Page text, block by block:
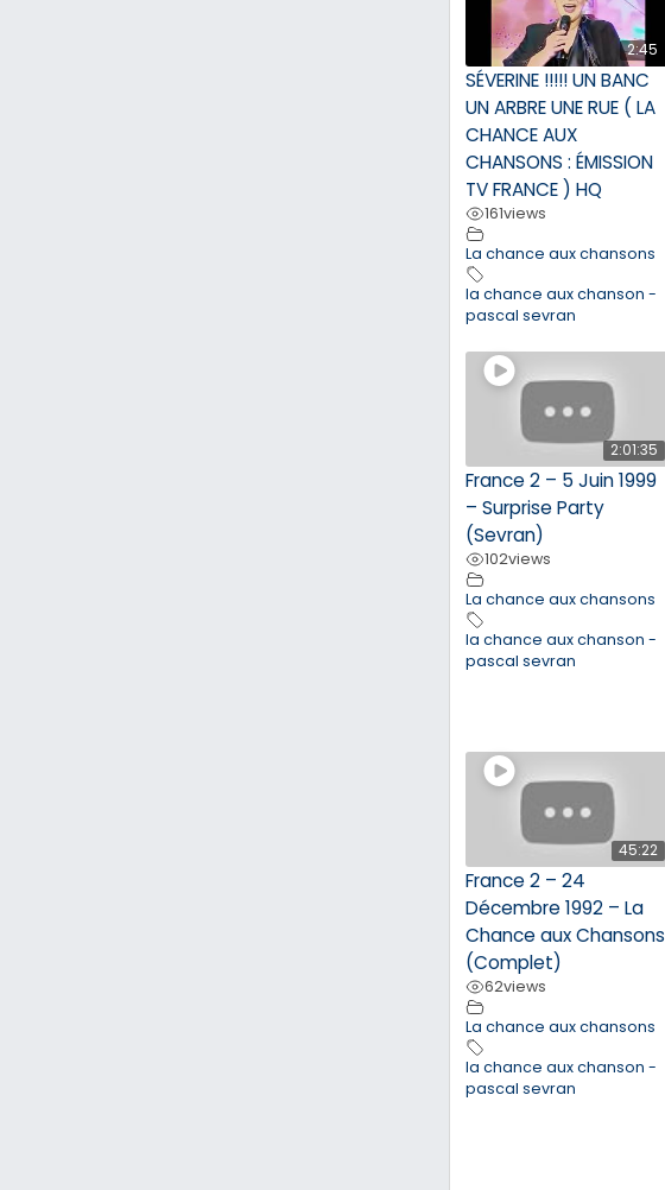
2:45
SÉVERINE !!!!! UN BANC
UN ARBRE UNE RUE ( LA
CHANCE AUX
CHANSONS : ÉMISSION
TV FRANCE ) HQ
161views
La chance aux chansons
la chance aux chanson -
pascal sevran
2:01:35
France 2 – 5 Juin 1999
– Surprise Party
(Sevran)
102views
La chance aux chansons
la chance aux chanson -
pascal sevran
45:22
France 2 – 24
Décembre 1992 – La
Chance aux Chansons
(Complet)
62views
La chance aux chansons
la chance aux chanson -
pascal sevran